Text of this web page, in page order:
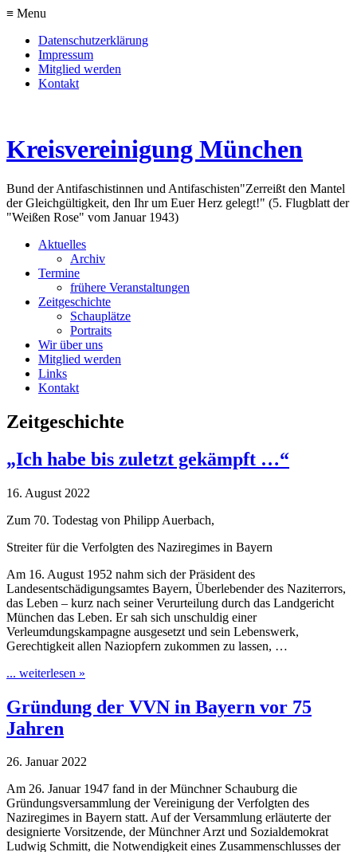
≡ Menu
Datenschutzerklärung
Impressum
Mitglied werden
Kontakt
Kreisvereinigung München
Bund der Antifaschistinnen und Antifaschisten"Zerreißt den Mantel
der Gleichgültigkeit, den Ihr um Euer Herz gelegt!" (5. Flugblatt der
"Weißen Rose" vom Januar 1943)
Aktuelles
Archiv
Termine
frühere Veranstaltungen
Zeitgeschichte
Schauplätze
Portraits
Wir über uns
Mitglied werden
Links
Kontakt
Zeitgeschichte
„Ich habe bis zuletzt gekämpft …“
16. August 2022
Zum 70. Todestag von Philipp Auerbach,
Streiter für die Verfolgten des Naziregimes in Bayern
Am 16. August 1952 nahm sich der Präsident des
Landesentschädigungsamtes Bayern, Überlebender des Naziterrors,
das Leben – kurz nach seiner Verurteilung durch das Landgericht
München das Leben. Er sah sich unschuldig einer
Verleumdungskampagne ausgesetzt und sein Lebenswerk,
Gerechtigkeit allen Naziopfern zukommen zu lassen, …
... weiterlesen »
Gründung der VVN in Bayern vor 75
Jahren
26. Januar 2022
Am 26. Januar 1947 fand in der Münchner Schauburg die
Gründungsversammlung der Vereinigung der Verfolgten des
Naziregimes in Bayern statt. Auf der Versammlung erläuterte der
designierte Vorsitzende, der Münchner Arzt und Sozialdemokrat
Ludwig Schmitt, die Notwendigkeit eines Zusammenschlusses der